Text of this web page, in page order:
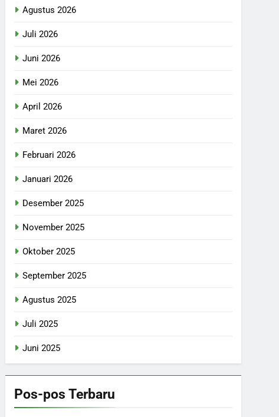
Agustus 2026
Juli 2026
Juni 2026
Mei 2026
April 2026
Maret 2026
Februari 2026
Januari 2026
Desember 2025
November 2025
Oktober 2025
September 2025
Agustus 2025
Juli 2025
Juni 2025
Pos-pos Terbaru